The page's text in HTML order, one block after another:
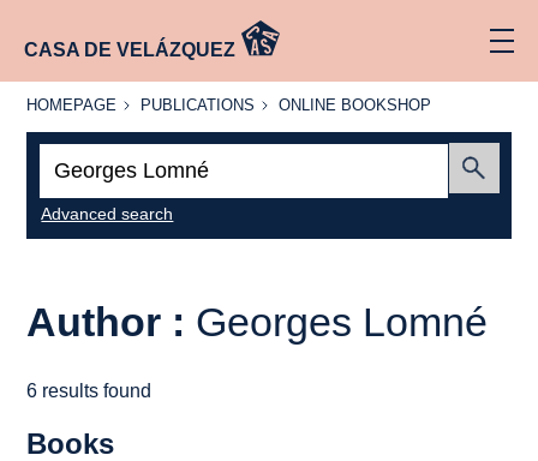
CASA DE VELÁZQUEZ
HOMEPAGE
HOMEPAGE PUBLICATIONS
PUBLICATIONS
ONLINE
ONLINE BOOKSHOP
Advanced search
Author : Georges Lomné
6 results found
Books